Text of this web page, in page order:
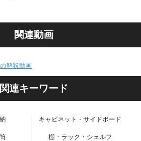
関連動画
解説動画
関連キーワード
キャビネット・サイドボード
棚・ラック・シェルフ